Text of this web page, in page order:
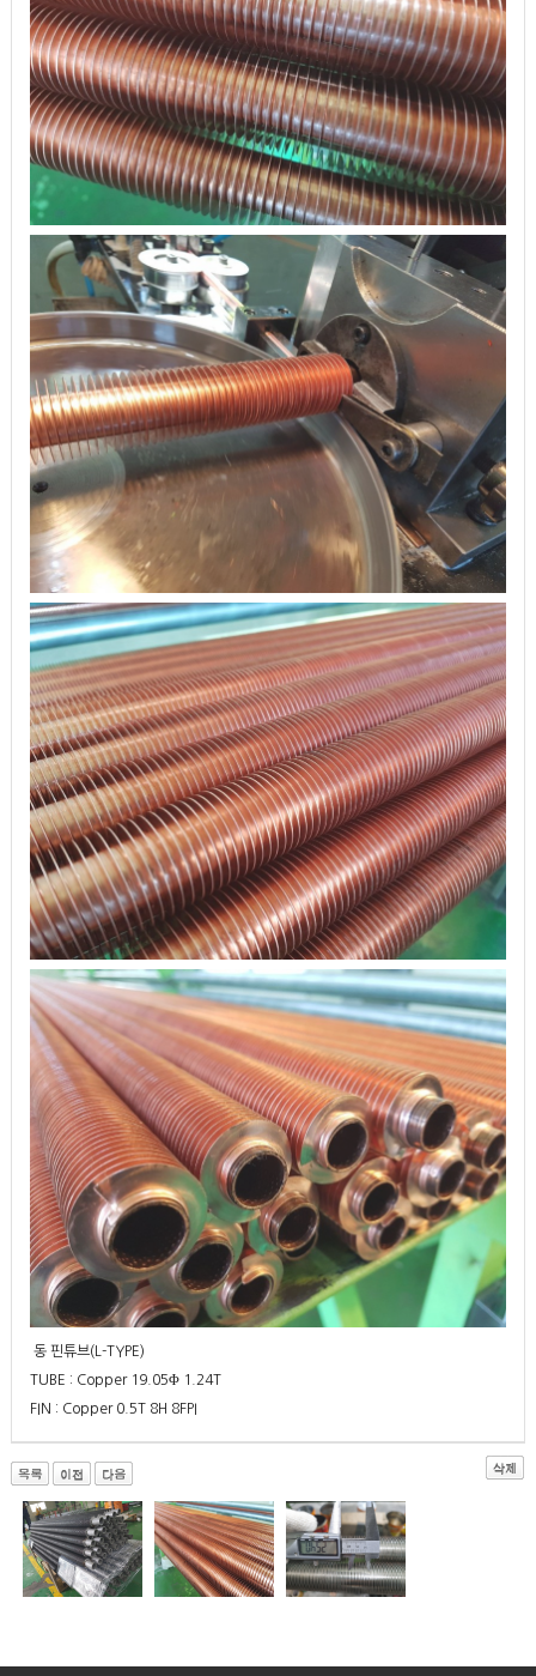
동 핀튜브(L-TYPE)
TUBE : Copper 19.05Φ 1.24T
FIN : Copper 0.5T 8H 8FPI